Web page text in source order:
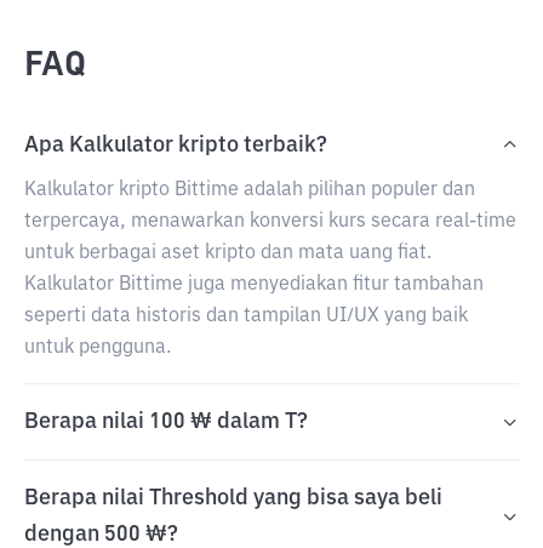
FAQ
Apa Kalkulator kripto terbaik?
Kalkulator kripto Bittime adalah pilihan populer dan
terpercaya, menawarkan konversi kurs secara real-time
untuk berbagai aset kripto dan mata uang fiat.
Kalkulator Bittime juga menyediakan fitur tambahan
seperti data historis dan tampilan UI/UX yang baik
untuk pengguna.
Berapa nilai 100 ₩ dalam T?
Berapa nilai Threshold yang bisa saya beli
dengan 500 ₩?